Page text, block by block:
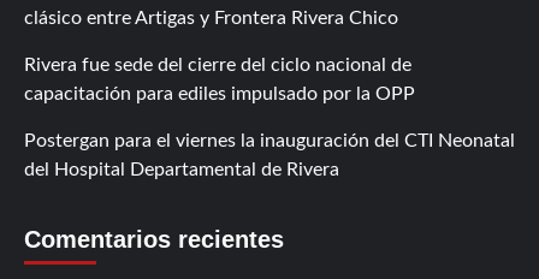
clásico entre Artigas y Frontera Rivera Chico
Rivera fue sede del cierre del ciclo nacional de
capacitación para ediles impulsado por la OPP
Postergan para el viernes la inauguración del CTI Neonatal
del Hospital Departamental de Rivera
Comentarios recientes